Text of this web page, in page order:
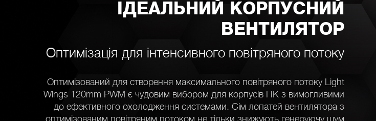
ІДЕАЛЬНИЙ КОРПУСНИЙ
ВЕНТИЛЯТОР
Оптимізація для інтенсивного повітряного потоку
Оптимізований для створення максимального повітряного потоку Light
Wings 120mm PWM є чудовим вибором для корпусів ПК з вимогливими
до ефективного охолодження системами. Сім лопатей вентилятора з
оптимізованим повітряним потоком не тільки знижують генеруючу шум